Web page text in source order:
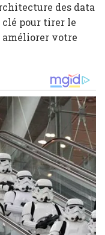
des data
clé pour tirer le
améliorer votre